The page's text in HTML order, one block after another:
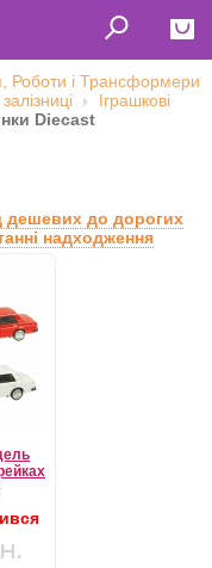
Close
Роботи і Трансформери
Іграшкові
Diecast
дешевих до дорогих
надходження